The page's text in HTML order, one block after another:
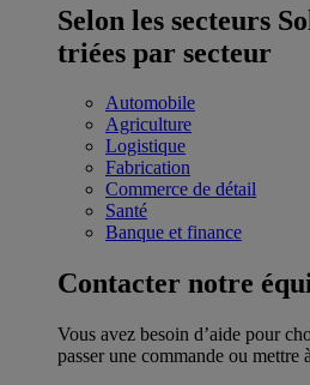
Selon les secteurs
triées par secteur
Automobile
Agriculture
Logistique
Fabrication
Commerce de détail
Santé
Banque et finance
Contacter notre
Vous avez besoin d’aide pour
passer une commande ou mettre